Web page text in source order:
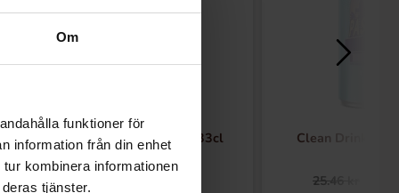
Om
funktioner för
information från din enhet
kombinera informationen
tjänster.
NOCCO Focus The Berries 33cl Clean Drink
25.46 kr